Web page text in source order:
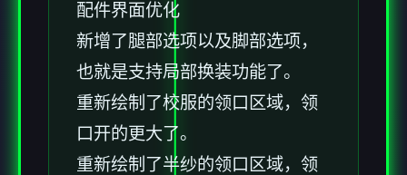
配件界面优化
新增了腿部选项以及脚部选项，
也就是支持局部换装功能了。
重新绘制了校服的领口区域，领
口开的更大了。
重新绘制了半纱的领口区域，领